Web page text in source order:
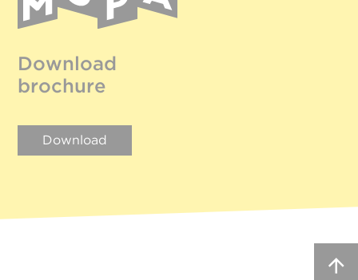
Download
brochure
Download